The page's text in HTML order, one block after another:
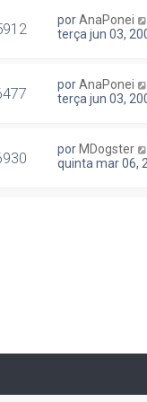
porAnaPonei
terça jun 03,
porAnaPonei
terça jun 03,
por MDogster
quinta mar 06,